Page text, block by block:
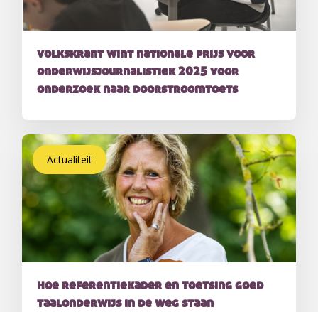
volkskrant wint nationale prijs voor
onderwijsjournalistiek 2025 voor
onderzoek naar doorstroomtoets
Actualiteit
hoe referentiekader en toetsing goed
taalonderwijs in de weg staan